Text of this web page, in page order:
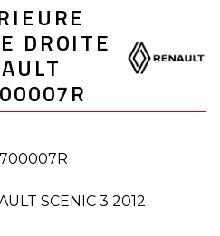
DROITE
SCENIC 3 2012